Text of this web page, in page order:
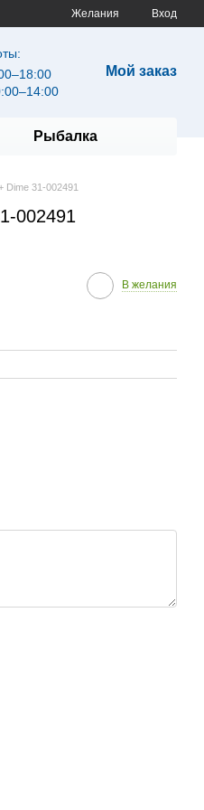
Желания Вход
Мой заказ
Рыбалка
Dime 31-002491
002491
В желания